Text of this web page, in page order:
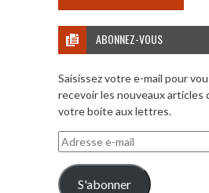
ABONNEZ-VOUS
Saisissez votre e-mail pour
recevoir les nouveaux articles
votre boite aux lettres.
Adresse
e-
mail
S'abonner